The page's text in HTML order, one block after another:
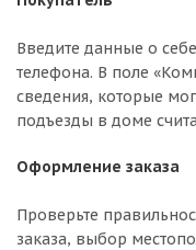
Введите данные о
телефона. В поле
сведения, которые
подъезды в доме
Оформление заказа
Проверьте
заказа, выбор